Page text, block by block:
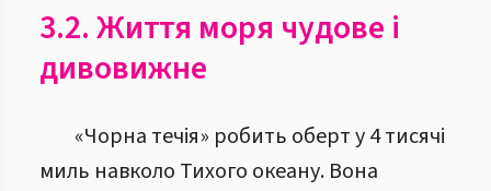
3.2. Життя моря чудове і
дивовижне
«Чорна течія» робить оберт у 4 тисячі
миль навколо Тихого океану. Вона